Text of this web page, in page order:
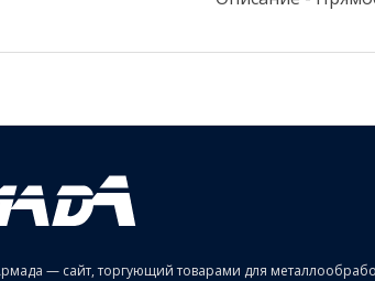
— сайт, торгующий товарами для